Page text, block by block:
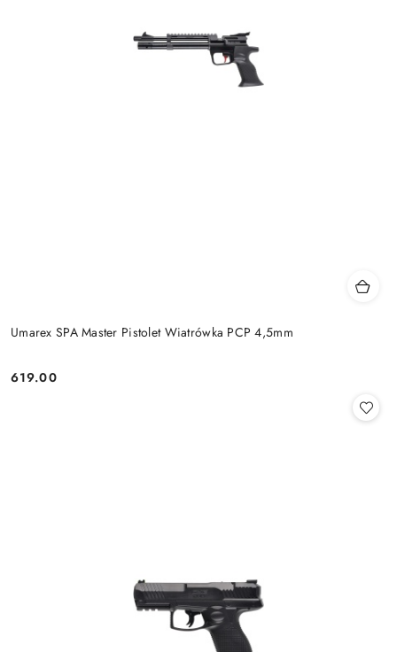
Umarex SPA Master Pistolet Wiatrówka PCP 4,5mm
Cena:
619.00